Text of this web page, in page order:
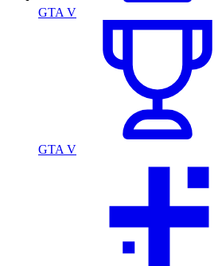
GTA V
GTA V